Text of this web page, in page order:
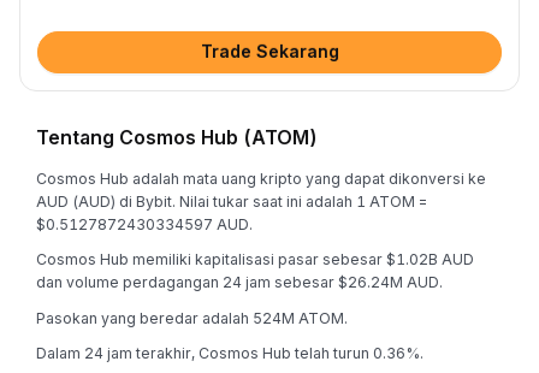
Trade Sekarang
Tentang Cosmos Hub (ATOM)
Cosmos Hub adalah mata uang kripto yang dapat dikonversi ke
AUD (AUD) di Bybit. Nilai tukar saat ini adalah 1 ATOM =
$0.5127872430334597 AUD.
Cosmos Hub memiliki kapitalisasi pasar sebesar $1.02B AUD
dan volume perdagangan 24 jam sebesar $26.24M AUD.
Pasokan yang beredar adalah 524M ATOM.
Dalam 24 jam terakhir, Cosmos Hub telah turun 0.36%.